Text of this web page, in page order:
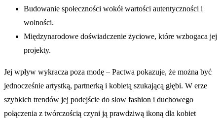
Budowanie społeczności wokół wartości autentyczności i
wolności.
Międzynarodowe doświadczenie życiowe, które wzbogaca jej
projekty.
Jej wpływ wykracza poza modę – Pactwa pokazuje, że można być
jednocześnie artystką, partnerką i kobietą szukającą głębi. W erze
szybkich trendów jej podejście do slow fashion i duchowego
połączenia z twórczością czyni ją prawdziwą ikoną dla kobiet